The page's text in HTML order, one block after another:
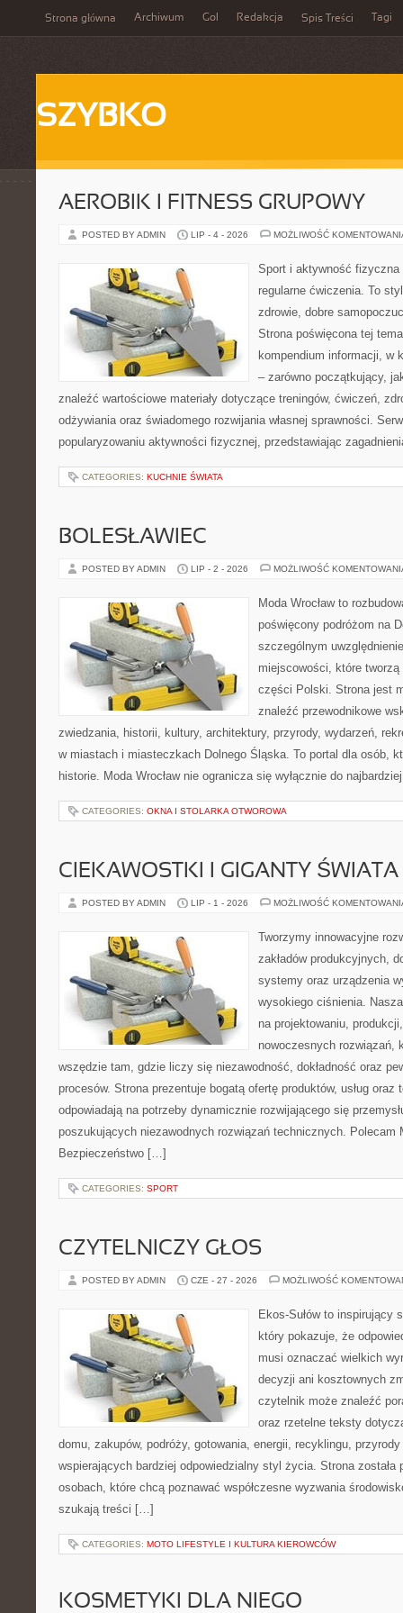
Strona główna Archiwum Gol Redakcja Spis Treści Tagi
SZYBKO
AEROBIK I FITNESS GRUPOWY
POSTED BY ADMIN LIP - 4 - 2026 MOŻLIWOŚĆ
Sport i aktywność
regularne ćwiczenia. To
zdrowie, dobre
Strona poświęcona tej
kompendium informacji, w
– zarówno początkujący,
znaleźć wartościowe materiały dotyczące treningów, ćwiczeń,
odżywiania oraz świadomego rozwijania własnej sprawności.
popularyzowaniu aktywności fizycznej, przedstawiając
CATEGORIES: KUCHNIE ŚWIATA
BOLESŁAWIEC
POSTED BY ADMIN LIP - 2 - 2026 MOŻLIWOŚĆ
Moda Wrocław to
poświęcony podróżom na
szczególnym
miejscowości, które
części Polski. Strona jest
znaleźć przewodnikowe
zwiedzania, historii, kultury, architektury, przyrody, wydarzeń,
w miastach i miasteczkach Dolnego Śląska. To portal dla osób,
historie. Moda Wrocław nie ogranicza się wyłącznie do
CATEGORIES: OKNA I STOLARKA OTWOROWA
CIEKAWOSTKI I GIGANTY ŚWIATA
POSTED BY ADMIN LIP - 1 - 2026 MOŻLIWOŚĆ
Tworzymy innowacyjne
zakładów produkcyjnych,
systemy oraz urządzenia
wysokiego ciśnienia.
na projektowaniu,
nowoczesnych rozwiązań,
wszędzie tam, gdzie liczy się niezawodność, dokładność oraz
procesów. Strona prezentuje bogatą ofertę produktów, usług oraz
odpowiadają na potrzeby dynamicznie rozwijającego się
poszukujących niezawodnych rozwiązań technicznych. Polecam
Bezpieczeństwo […]
CATEGORIES: SPORT
CZYTELNICZY GŁOS
POSTED BY ADMIN CZE - 27 - 2026 MOŻLIWOŚĆ
Ekos-Sułów to inspirujący
który pokazuje, że
musi oznaczać wielkich
decyzji ani kosztownych
czytelnik może znaleźć
oraz rzetelne teksty
domu, zakupów, podróży, gotowania, energii, recyklingu,
wspierających bardziej odpowiedzialny styl życia. Strona została
osobach, które chcą poznawać współczesne wyzwania
szukają treści […]
CATEGORIES: MOTO LIFESTYLE I KULTURA KIEROWCÓW
KOSMETYKI DLA NIEGO